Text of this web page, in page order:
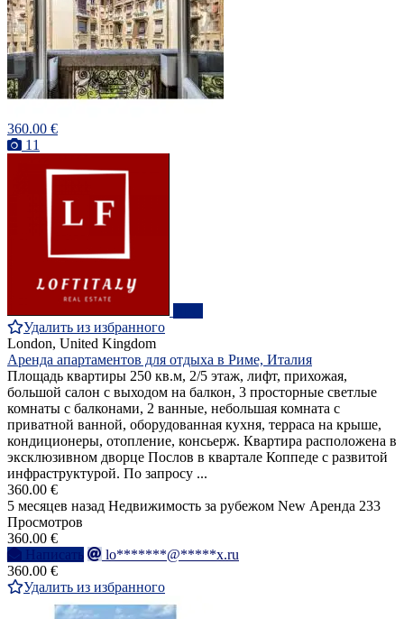
360.00 €
11
Удалить из избранного
London, United Kingdom
Аренда апартаментов для отдыха в Риме, Италия
Площадь квартиры 250 кв.м, 2/5 этаж, лифт, прихожая,
большой салон с выходом на балкон, 3 просторные светлые
комнаты с балконами, 2 ванные, небольшая комната с
приватной ванной, оборудованная кухня, терраса на крыше,
кондиционеры, отопление, консьерж. Квартира расположена в
эксклюзивном дворце Послов в квартале Коппеде с развитой
инфраструктурой. По запросу ...
360.00 €
5 месяцев назад Недвижимость за рубежом New Аренда 233
Просмотров
360.00 €
Написать
lo*******@*****x.ru
360.00 €
Удалить из избранного